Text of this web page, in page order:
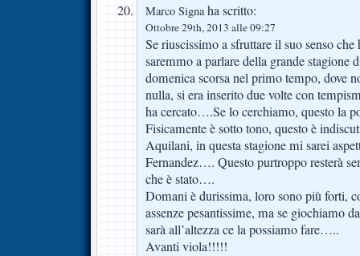
Marco Signaha scritto:
Ottobre 29th, 2013 alle 09:27
Se riuscissimo a sfruttare il suo senso
saremmo a parlare della grande
domenica scorsa nel primo tempo, dove
nulla, si era inserito due volte con
ha cercato….Se lo cerchiamo, questo la
Fisicamente è sotto tono, questo è
Aquilani, in questa stagione mi sarei
Fernandez…. Questo purtroppo resterà
che è stato….
Domani è durissima, loro sono più forti,
assenze pesantissime, ma se giochiamo
sarà all’altezza ce la possiamo fare…..
Avanti viola!!!!!